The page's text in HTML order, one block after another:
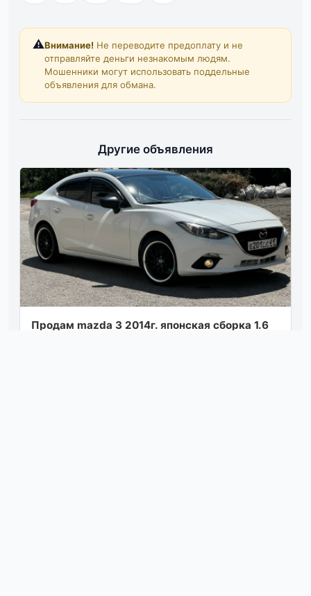
⚠️Внимание! Не переводите предоплату и не
отправляйте деньги незнакомым людям.
Мошенники могут использовать поддельные
объявления для обмана.
Другие объявления
Продам mazda 3 2014г. японская сборка 1.6